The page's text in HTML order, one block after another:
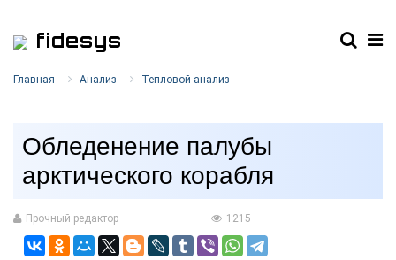
fidesys
Главная Анализ Тепловой анализ
Обледенение палубы
арктического корабля
Прочный редактор 1215